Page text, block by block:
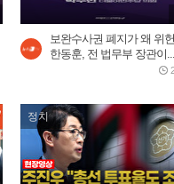
보완수사권 폐지가 왜 위
한동훈, 전 법무부 장관이...
정치